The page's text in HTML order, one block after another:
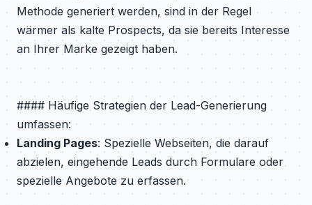
Methode generiert werden, sind in der Regel
wärmer als kalte Prospects, da sie bereits Interesse
an Ihrer Marke gezeigt haben.
#### Häufige Strategien der Lead-Generierung
umfassen:
Landing Pages: Spezielle Webseiten, die darauf
abzielen, eingehende Leads durch Formulare oder
spezielle Angebote zu erfassen.